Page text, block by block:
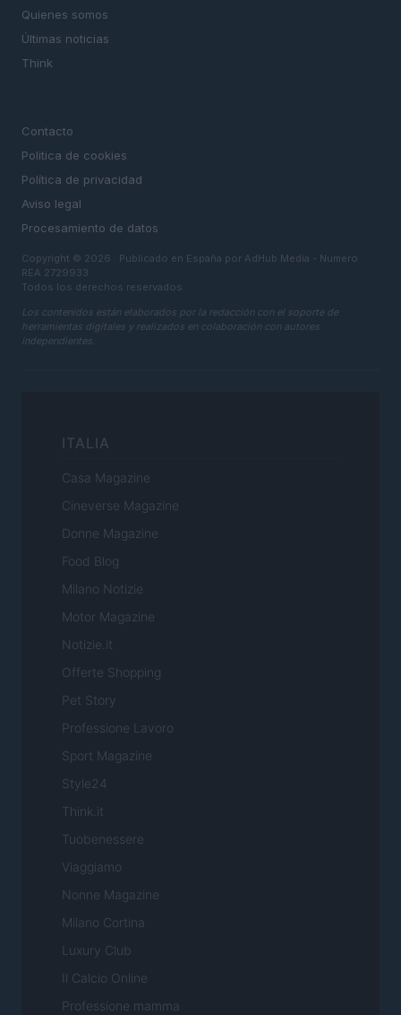
Quienes somos
Últimas noticias
Think
Contacto
Politica de cookies
Política de privacidad
Aviso legal
Procesamiento de datos
Copyright © 2026 · Publicado en España por AdHub Media - Numero
REA 2729933
Todos los derechos reservados
Los contenidos están elaborados por la redacción con el soporte de
herramientas digitales y realizados en colaboración con autores
independientes.
ITALIA
Casa Magazine
Cineverse Magazine
Donne Magazine
Food Blog
Milano Notizie
Motor Magazine
Notizie.it
Offerte Shopping
Pet Story
Professione Lavoro
Sport Magazine
Style24
Think.it
Tuobenessere
Viaggiamo
Nonne Magazine
Milano Cortina
Luxury Club
Il Calcio Online
Professione mamma